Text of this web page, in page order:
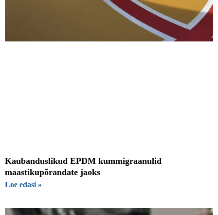
Kaubanduslikud EPDM kummigraanulid
maastikupõrandate jaoks
Loe edasi »